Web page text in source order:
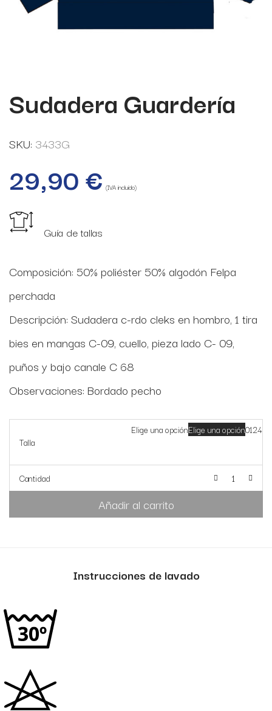
Sudadera Guardería
SKU: 3433G
29,90€ (IVA incluido)
Guía de tallas
Composición: 50% poliéster 50% algodón Felpa
perchada
Descripción: Sudadera c-rdo cleks en hombro, 1 tira
bies en mangas C-09, cuello, pieza lado C- 09,
puños y bajo canale C 68
Observaciones: Bordado pecho
Talla
Elige una opciónElige una opción0124
Cantidad
Añadir al carrito
Instrucciones de lavado